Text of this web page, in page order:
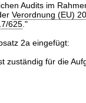
Audits im
Verordnung (EU)
625 ."
2a eingefügt:
zuständig für die